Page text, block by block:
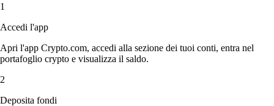
1
Accedi l'app
Apri l'app Crypto.com, accedi alla sezione dei tuoi conti, entra nel
portafoglio crypto e visualizza il saldo.
2
Deposita fondi